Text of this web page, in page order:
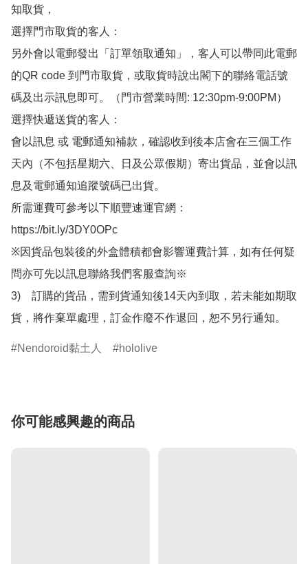
知取貨，
選擇門市取貨的客人：
另外會以電郵發出「訂單領取通知」，客人可以帶同此電郵
的QR code 到門市取貨，或取貨時說出閣下的聯絡電話號
碼及出示訊息即可。（門市營業時間: 12:30pm-9:00PM）
選擇快遞送貨的客人：
會以訊息 或 電郵通知補款，確認收到後本店會在三個工作
天內（不包括星期六、日及公眾假期）寄出貨品，並會以訊
息及電郵通知追蹤號碼已出貨。
所需運費可參考以下順豐速運官網：
https://bit.ly/3DY0OPc
※因貨品包裝後的外盒體積都會影響運費計算，如有任何疑
問亦可先以訊息聯絡我們客服查詢※
3)　訂購的貨品，需到貨通知後14天內到取，若未能如期取
貨，將作棄單處理，訂金作廢不作退回，恕不另行通知。
Nendoroid黏土人 hololive
你可能感興趣的商品